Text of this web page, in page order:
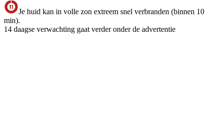
Je huid kan in volle zon extreem snel verbranden (binnen 10
min).
14 daagse verwachting gaat verder onder de advertentie